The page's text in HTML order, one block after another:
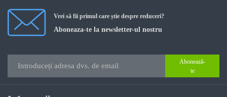
Vrei să fii primul care știe despre reduceri?
Aboneaza-te la newsletter-ul nostru
Abonează-
te